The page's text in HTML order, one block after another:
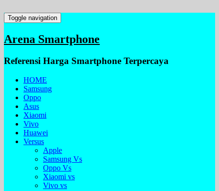
Toggle navigation
Arena Smartphone
Referensi Harga Smartphone Terpercaya
HOME
Samsung
Oppo
Asus
Xiaomi
Vivo
Huawei
Versus
Apple
Samsung Vs
Oppo Vs
Xiaomi vs
Vivo vs